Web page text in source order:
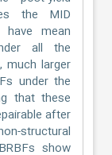
the MID
have mean
all the
much larger
under the
that these
after
structural
show